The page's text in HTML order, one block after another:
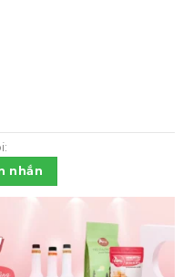
- hộp 850g số
nhắn